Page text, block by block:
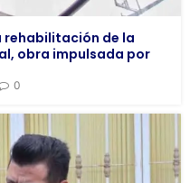
rehabilitación de la
obra impulsada por
0